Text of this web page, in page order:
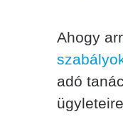
Ahogy
adó